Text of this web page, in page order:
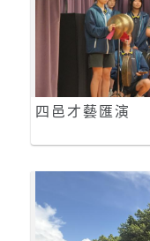
四邑才藝匯演